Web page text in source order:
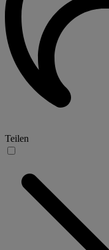
Teilen